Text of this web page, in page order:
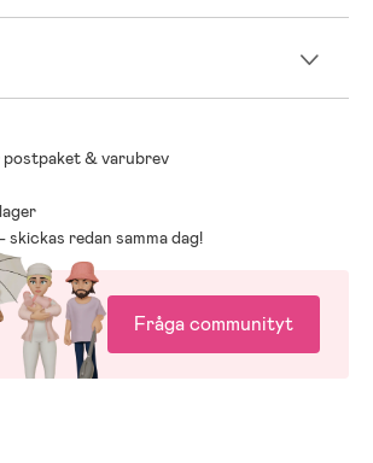
& varubrev
skickas redan samma dag!
Fråga communityt